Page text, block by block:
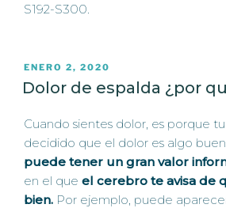
S192-S300.
PUBLICADO
EL
ENERO 2, 2020
Dolor de espalda ¿por
Cuando sientes dolor, es porque
decidido que el dolor es algo
puede tener un gran valor
en el que el cerebro te avisa de
bien. Por ejemplo, puede